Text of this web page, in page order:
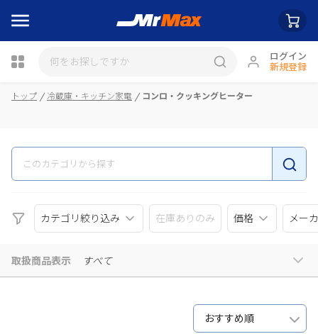
ログイン
新規登録
瓶詰
トップ 冷蔵庫・キッチン家電 コンロ・クッキングヒーター
カテゴリ絞り込み 在庫ありのみ 価格 メー
取扱商品表示 すべて
おすすめ順